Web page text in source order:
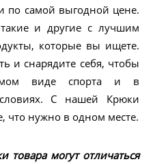
по самой выгодной цене.
и другие с лучшим
которые вы ищете.
и снарядите себя, чтобы
виде спорта и в
С нашей Крюки
что нужно в одном месте.
товара могут отличаться